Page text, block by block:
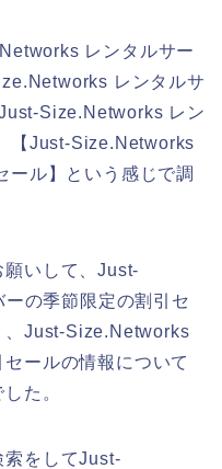
レンタルサー
レンタルサ
Size.Networks レン
【Just-Size.Networks
ール】という感じで調
願いして、Just-
の季節限定の割引セ
、Just-Size.Networks
ールの情報について
た。
索をしてJust-